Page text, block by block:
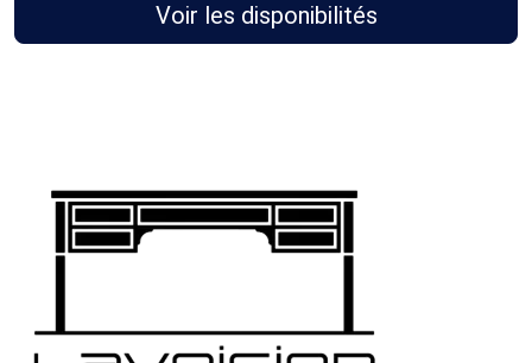
Voir les disponibilités